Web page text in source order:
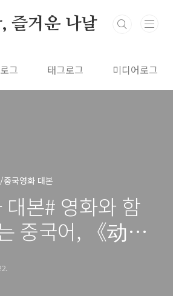
즐거운 나날
그 태그로그 미디어로그
국영화 대본
본# 영화와 함
중국어, 《动物